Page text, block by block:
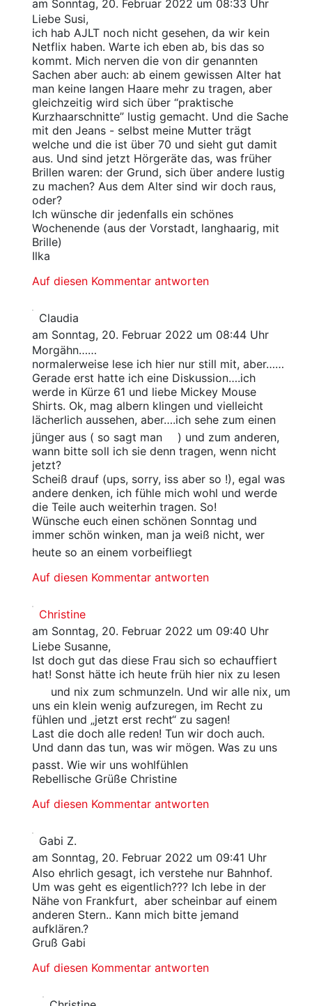
am Sonntag, 20. Februar 2022 um 08:33 Uhr
Liebe Susi,
ich hab AJLT noch nicht gesehen, da wir kein
Netflix haben. Warte ich eben ab, bis das so
kommt. Mich nerven die von dir genannten
Sachen aber auch: ab einem gewissen Alter hat
man keine langen Haare mehr zu tragen, aber
gleichzeitig wird sich über “praktische
Kurzhaarschnitte” lustig gemacht. Und die Sache
mit den Jeans - selbst meine Mutter trägt
welche und die ist über 70 und sieht gut damit
aus. Und sind jetzt Hörgeräte das, was früher
Brillen waren: der Grund, sich über andere lustig
zu machen? Aus dem Alter sind wir doch raus,
oder?
Ich wünsche dir jedenfalls ein schönes
Wochenende (aus der Vorstadt, langhaarig, mit
Brille)
Ilka
Auf diesen Kommentar antworten
Claudia
am Sonntag, 20. Februar 2022 um 08:44 Uhr
Morgähn……
normalerweise lese ich hier nur still mit, aber……
Gerade erst hatte ich eine Diskussion….ich
werde in Kürze 61 und liebe Mickey Mouse
Shirts. Ok, mag albern klingen und vielleicht
lächerlich aussehen, aber….ich sehe zum einen
jünger aus ( so sagt man
) und zum anderen,
wann bitte soll ich sie denn tragen, wenn nicht
jetzt?
Scheiß drauf (ups, sorry, iss aber so !), egal was
andere denken, ich fühle mich wohl und werde
die Teile auch weiterhin tragen. So!
Wünsche euch einen schönen Sonntag und
immer schön winken, man ja weiß nicht, wer
heute so an einem vorbeifliegt
Auf diesen Kommentar antworten
Christine
am Sonntag, 20. Februar 2022 um 09:40 Uhr
Liebe Susanne,
Ist doch gut das diese Frau sich so echauffiert
hat! Sonst hätte ich heute früh hier nix zu lesen
und nix zum schmunzeln. Und wir alle nix, um
uns ein klein wenig aufzuregen, im Recht zu
fühlen und „jetzt erst recht“ zu sagen!
Last die doch alle reden! Tun wir doch auch.
Und dann das tun, was wir mögen. Was zu uns
passt. Wie wir uns wohlfühlen
Rebellische Grüße Christine
Auf diesen Kommentar antworten
Gabi Z.
am Sonntag, 20. Februar 2022 um 09:41 Uhr
Also ehrlich gesagt, ich verstehe nur Bahnhof.
Um was geht es eigentlich??? Ich lebe in der
Nähe von Frankfurt, aber scheinbar auf einem
anderen Stern.. Kann mich bitte jemand
aufklären.?
Gruß Gabi
Auf diesen Kommentar antworten